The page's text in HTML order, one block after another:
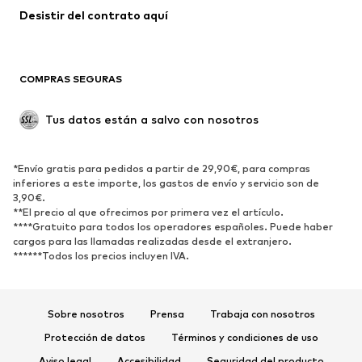
Ropa de baño
Nuevo
Tendencia
Zapatos bajos
Zapatos deportivos
Zapatos abiertos
DEPORTE
Ropa deportiva
Disciplinas deportivas
Complementos deportivos
COMPLEMENTOS
Desistir del contrato aquí
COMPRAS SEGURAS
Tus datos están a salvo con nosotros
*Envío gratis para pedidos a partir de 29,90€, para compras
inferiores a este importe, los gastos de envío y servicio son de
3,90€.
**El precio al que ofrecimos por primera vez el artículo.
****Gratuito para todos los operadores españoles. Puede haber
cargos para las llamadas realizadas desde el extranjero.
******Todos los precios incluyen IVA.
Sobre nosotros Prensa
Trabaja con nosotros
Protección de datos
Términos y condiciones de uso